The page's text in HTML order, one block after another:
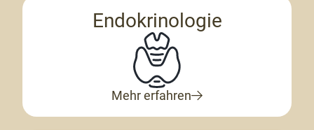
Endokrinologie
Mehr erfahren